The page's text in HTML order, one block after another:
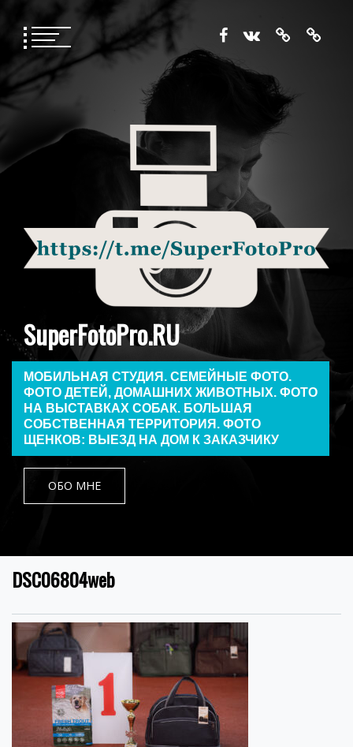
содержимому
SuperFotoPro.RU
МОБИЛЬНАЯ СТУДИЯ. СЕМЕЙНЫЕ ФОТО.
ФОТО ДЕТЕЙ, ДОМАШНИХ ЖИВОТНЫХ. ФОТО
НА ВЫСТАВКАХ СОБАК. БОЛЬШАЯ
СОБСТВЕННАЯ ТЕРРИТОРИЯ. ФОТО
ЩЕНКОВ: ВЫЕЗД НА ДОМ К ЗАКАЗЧИКУ
ОБО МНЕ
DSC06804web